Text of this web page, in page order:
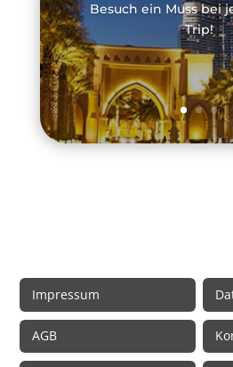
Besuch ein Muss bei
Trip!
Impressum
AGB